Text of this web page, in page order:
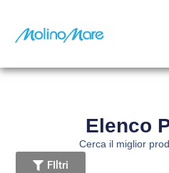
Elenco
Cerca il miglior
FIltri